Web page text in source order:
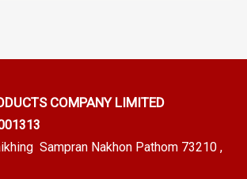
COMPANY LIMITED
Sampran Nakhon Pathom 73210 ,